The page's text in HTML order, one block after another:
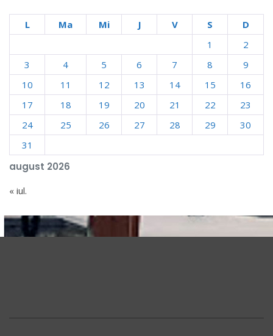
august 2026
L Ma Mi J V S
D
1
2
3
4 5 6 7 8
9
10
11 12 13 14 15
16
17
18 19 20 21 22
23
24
25 26 27 28 29
30
31
« iul.